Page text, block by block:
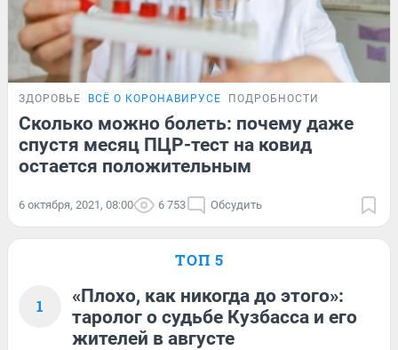
ЗДОРОВЬЕ ВСЁ О КОРОНАВИРУСЕ ПОДРОБНОСТИ
Сколько можно болеть: почему даже
спустя месяц ПЦР-тест на ковид
остается положительным
6 октября, 2021, 08:00 6 753 Обсудить
ТОП 5
1
«Плохо, как никогда до этого»:
таролог о судьбе Кузбасса и его
жителей в августе